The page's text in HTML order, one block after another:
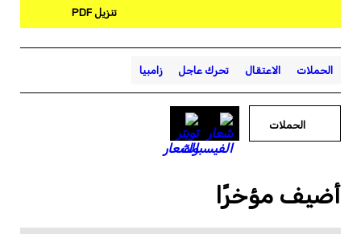
تنزيل PDF
الحملات الاعتقال تحرك عاجل زامبيا
الحملات
أضيف مؤخرًا